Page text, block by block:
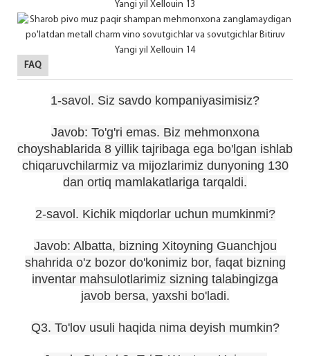
FAQ
1-savol. Siz savdo kompaniyasimisiz?
Javob: To'g'ri emas. Biz mehmonxona
choyshablarida 8 yillik tajribaga ega bo'lgan ishlab
chiqaruvchilarmiz va mijozlarimiz dunyoning 130
dan ortiq mamlakatlariga tarqaldi.
2-savol. Kichik miqdorlar uchun mumkinmi?
Javob: Albatta, bizning Xitoyning Guanchjou
shahrida o'z bozor do'konimiz bor, faqat bizning
inventar mahsulotlarimiz sizning talabingizga
javob bersa, yaxshi bo'ladi.
Q3. To'lov usuli haqida nima deyish mumkin?